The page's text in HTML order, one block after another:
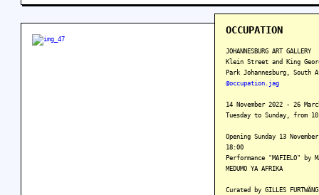
OCCUPATION
JOHANNESBURG ART GALLERY
Klein Street and King
Park Johannesburg, South
@occupation.jag
14 November 2022 - 26
Tuesday to Sunday, from
Opening Sunday 13
18:00
Performance "MAFIELO" by
MEDUMO YA AFRIKA
Curated by GILLES